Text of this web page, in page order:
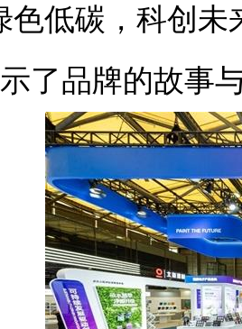
色低碳，科创
了品牌的故事